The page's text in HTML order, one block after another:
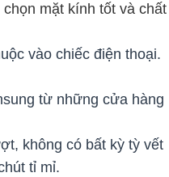
mặt kính tốt và chất
vào chiếc điện thoại.
từ những cửa hàng
không có bất kỳ tỳ vết
tỉ mỉ.